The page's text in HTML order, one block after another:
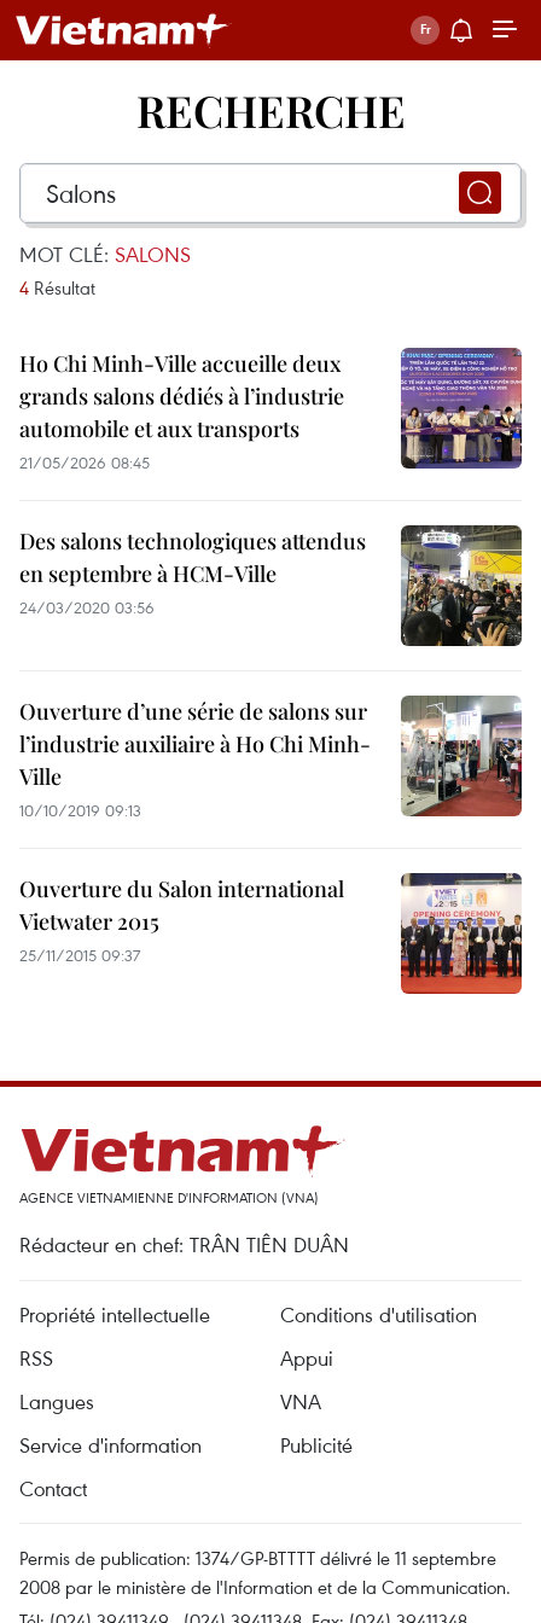
RECHERCHE
MOT CLÉ: SALONS
4 Résultat
Ho Chi Minh-Ville accueille deux
grands salons dédiés à l’industrie
automobile et aux transports
21/05/2026 08:45
Des salons technologiques attendus
en septembre à HCM-Ville
24/03/2020 03:56
Ouverture d’une série de salons sur
l’industrie auxiliaire à Ho Chi Minh-
Ville
10/10/2019 09:13
Ouverture du Salon international
Vietwater 2015
25/11/2015 09:37
AGENCE VIETNAMIENNE D'INFORMATION (VNA)
Rédacteur en chef: TRÂN TIÊN DUÂN
Propriété intellectuelle
Conditions d'utilisation
RSS
Appui
Langues
VNA
Service d'information
Publicité
Contact
Permis de publication: 1374/GP-BTTTT délivré le 11 septembre
2008 par le ministère de l'Information et de la Communication.